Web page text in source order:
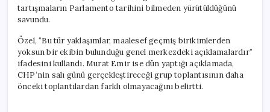
tartışmaların Parlamento tarihini bilmeden yürütüldüğünü
savundu.
Özel, “Bu tür yaklaşımlar, maalesef geçmiş birikimlerden
yoksun bir ekibin bulunduğu genel merkezdeki açıklamalardır”
ifadesini kullandı. Murat Emir ise dün yaptığı açıklamada,
CHP’nin salı günü gerçekleştireceği grup toplantısının daha
önceki toplantılardan farklı olmayacağını belirtti.